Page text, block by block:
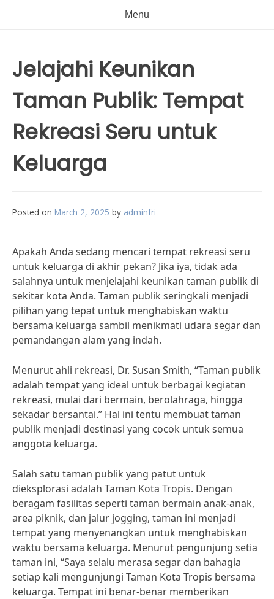
Menu
Jelajahi Keunikan
Taman Publik: Tempat
Rekreasi Seru untuk
Keluarga
Posted on March 2, 2025 by adminfri
Apakah Anda sedang mencari tempat rekreasi seru
untuk keluarga di akhir pekan? Jika iya, tidak ada
salahnya untuk menjelajahi keunikan taman publik di
sekitar kota Anda. Taman publik seringkali menjadi
pilihan yang tepat untuk menghabiskan waktu
bersama keluarga sambil menikmati udara segar dan
pemandangan alam yang indah.
Menurut ahli rekreasi, Dr. Susan Smith, “Taman publik
adalah tempat yang ideal untuk berbagai kegiatan
rekreasi, mulai dari bermain, berolahraga, hingga
sekadar bersantai.” Hal ini tentu membuat taman
publik menjadi destinasi yang cocok untuk semua
anggota keluarga.
Salah satu taman publik yang patut untuk
dieksplorasi adalah Taman Kota Tropis. Dengan
beragam fasilitas seperti taman bermain anak-anak,
area piknik, dan jalur jogging, taman ini menjadi
tempat yang menyenangkan untuk menghabiskan
waktu bersama keluarga. Menurut pengunjung setia
taman ini, “Saya selalu merasa segar dan bahagia
setiap kali mengunjungi Taman Kota Tropis bersama
keluarga. Tempat ini benar-benar memberikan